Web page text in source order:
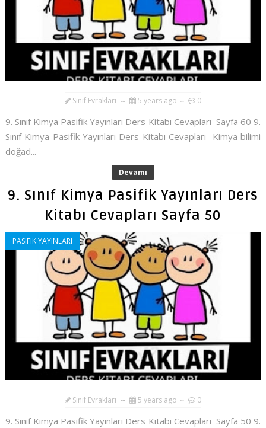
Sınıf Evrakları 5 years ago 0
9. Sınıf Kimya Pasifik Yayınları Ders Kitabı Cevapları Sayfa 60 9.
Sınıf Kimya Pasifik Yayınları Ders Kitabı Cevapları Kimya bilimi
doğad...
Devamı
9. Sınıf Kimya Pasifik Yayınları Ders
Kitabı Cevapları Sayfa 50
PASIFIK YAYINLARI
Sınıf Evrakları 5 years ago 0
9. Sınıf Kimya Pasifik Yayınları Ders Kitabı Cevapları Sayfa 50 9.